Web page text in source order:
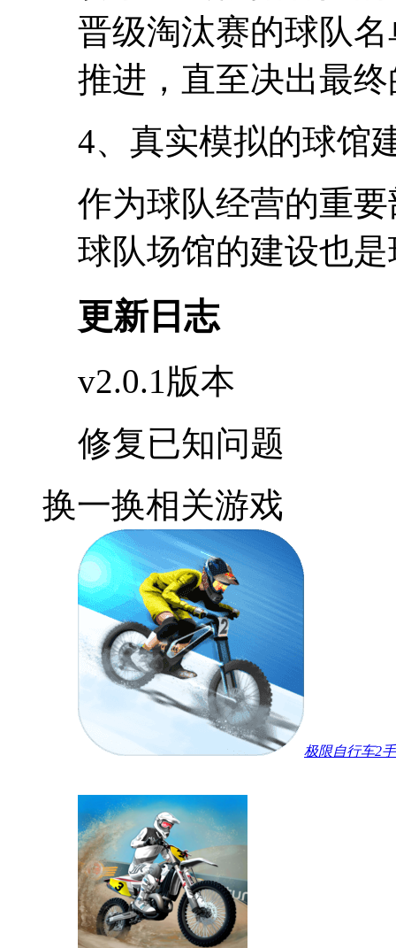
晋级淘汰赛的球队
推进，直至决出最
4、真实模拟的球馆
作为球队经营的重
球队场馆的建设也
更新日志
v2.0.1版本
修复已知问题
换一换相关游戏
极限自行车2